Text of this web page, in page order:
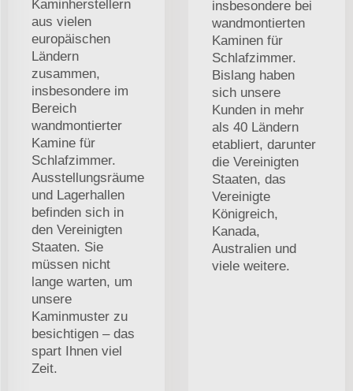
Kaminherstellern
aus vielen
europäischen
Ländern
zusammen,
insbesondere im
Bereich
wandmontierter
Kamine für
Schlafzimmer.
Ausstellungsräume
und Lagerhallen
befinden sich in
den Vereinigten
Staaten. Sie
müssen nicht
lange warten, um
unsere
Kaminmuster zu
besichtigen – das
spart Ihnen viel
Zeit.
insbesondere bei
wandmontierten
Kaminen für
Schlafzimmer.
Bislang haben
sich unsere
Kunden in mehr
als 40 Ländern
etabliert, darunter
die Vereinigten
Staaten, das
Vereinigte
Königreich,
Kanada,
Australien und
viele weitere.